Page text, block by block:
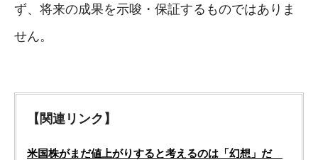
ず、将来の成果を示唆・保証するものではありま
せん。
【関連リンク】
米国株がまだ値上がりすると考えるのは「幻想」だ